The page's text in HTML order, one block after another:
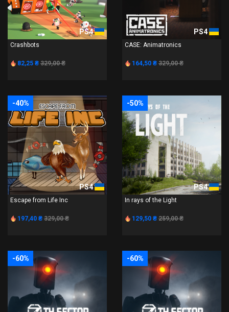
PS4
Crashbots
82,25 ₴ 329,00 ₴
PS4
CASE: Animatronics
164,50 ₴ 329,00 ₴
-40%
PS4
Escape from Life Inc
197,40 ₴ 329,00 ₴
-50%
PS4
In rays of the Light
129,50 ₴ 259,00 ₴
-60% -60%